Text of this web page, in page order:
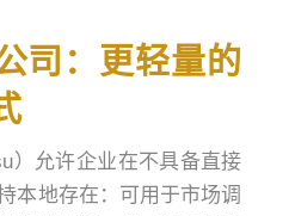
司：更轻量的
）允许企业在不具备直接
本地存在：可用于市场调